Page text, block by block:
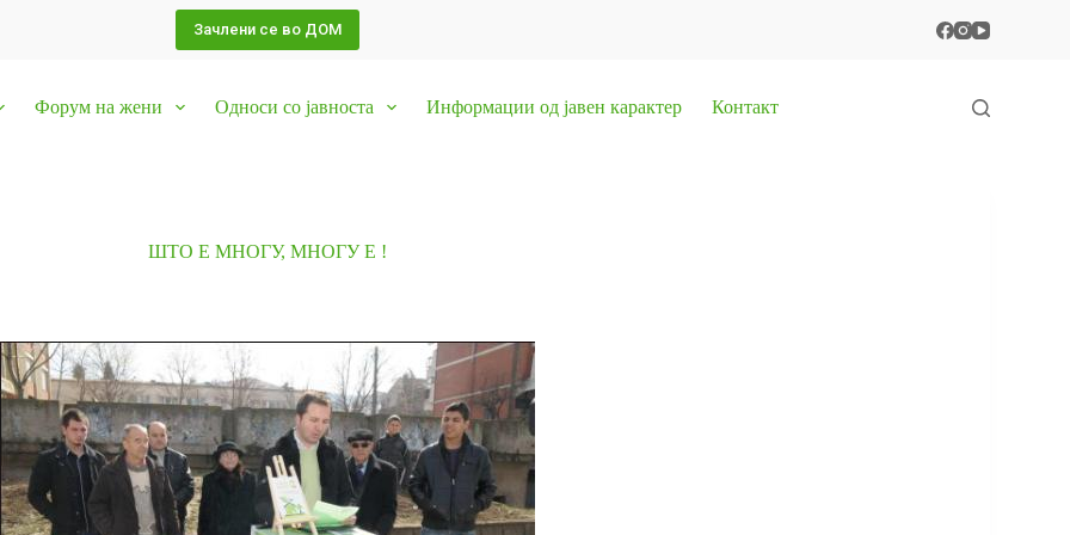
Зачлени се во ДОМ
Форум на жени Односи со јавноста Информации од јавен карактер Контакт
ШТО Е МНОГУ, МНОГУ Е !